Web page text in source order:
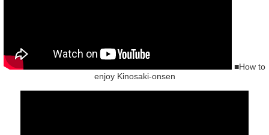
■How to
enjoy Kinosaki-onsen